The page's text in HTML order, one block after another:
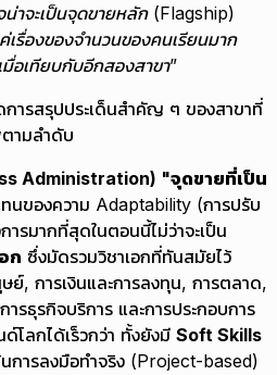
าจะเป็นจุดขายหลัก (Flagship)
รื่องของจำนวนของคนเรียนมาก
อเทียบกับอีกสองสาขา”
สรุปประเด็นสำคัญ ๆ ของสาขาที่
ามลำดับ
Administration) "จุดขายที่เป็น
นของความ Adaptability (การปรับ
รมากที่สุดในตอนนี้ไม่ว่าจะเป็น
ก ซึ่งมัดรวมวิชาเอกที่ทันสมัยไว้
ย์, การเงินและการลงทุน, การตลาด,
ารธุรกิจบริการ และการประกอบการ
โลกได้เร็วกว่า ทั้งยังมี Soft Skills
นการลงมือทำจริง (Project-based)